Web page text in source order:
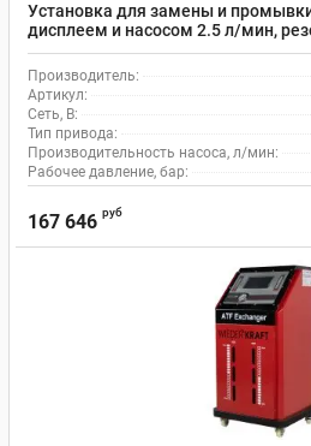
Установка для замены и
дисплеем и насосом 2.5 л/мин,
Wiederkraft WDK-ATF990
Производитель:
Артикул:
Сеть, В:
Тип привода:
Производительность насоса, л/мин:
Рабочее давление, бар:
167 646 руб